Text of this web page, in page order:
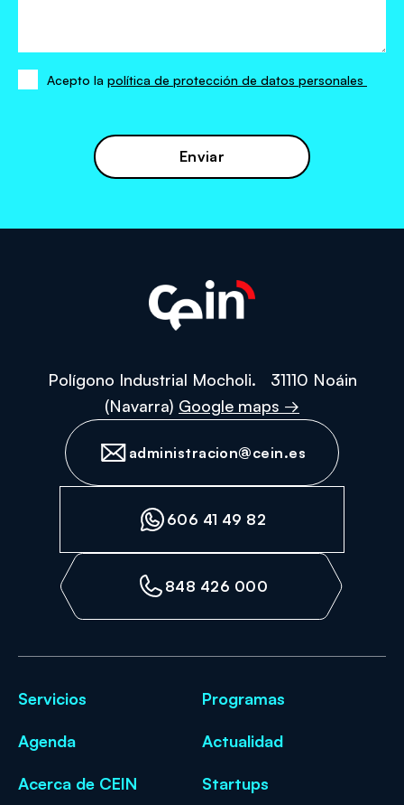
Acepto
de
Acepto la política de protección de datos personales
Polígono Industrial Mocholi. 31110 Noáin
(Navarra) Google maps →
administracion@cein.es
606 41 49 82
848 426 000
Servicios Programas
Agenda Actualidad
Acerca de CEIN Startups